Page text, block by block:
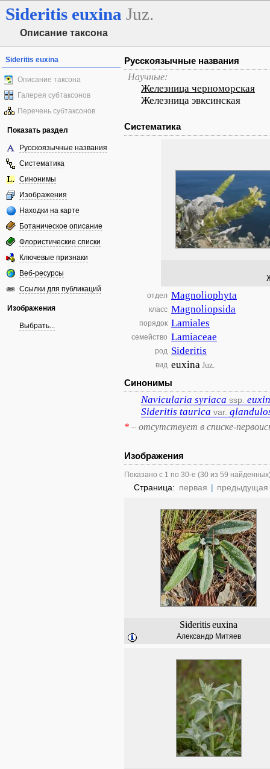
Sideritis euxina Juz.
Описание таксона
Sideritis euxina
Описание таксона
Галерея субтаксонов
Перечень субтаксонов
Показать раздел
Русскоязычные названия
Систематика
Синонимы
Изображения
Находки на карте
Ботаническое описание
Флористические списки
Ключевые признаки
Веб-ресурсы
Ссылки для публикаций
Изображения
Выбрать...
Русскоязычные названия
Научные:
Железница черноморская
Железница эвксинская
Систематика
отдел Magnoliophyta
класс Magnoliopsida
порядок Lamiales
семейство Lamiaceae
род Sideritis
вид euxinaJuz.
Синонимы
Navicularia syriaca ssp.
Sideritis taurica var.
* – отсутствует в списке-
Изображения
Показано с 1 по 30-е (30 из 59
Страница: первая | предыдущая
Sideritiseuxina
Александр Митяев